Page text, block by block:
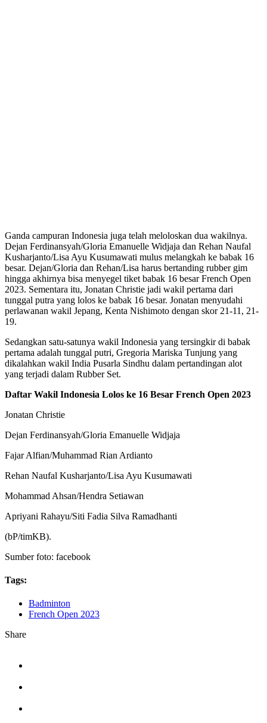
Ganda campuran Indonesia juga telah meloloskan dua wakilnya.
Dejan Ferdinansyah/Gloria Emanuelle Widjaja dan Rehan Naufal
Kusharjanto/Lisa Ayu Kusumawati mulus melangkah ke babak 16
besar. Dejan/Gloria dan Rehan/Lisa harus bertanding rubber gim
hingga akhirnya bisa menyegel tiket babak 16 besar French Open
2023. Sementara itu, Jonatan Christie jadi wakil pertama dari
tunggal putra yang lolos ke babak 16 besar. Jonatan menyudahi
perlawanan wakil Jepang, Kenta Nishimoto dengan skor 21-11, 21-
19.
Sedangkan satu-satunya wakil Indonesia yang tersingkir di babak
pertama adalah tunggal putri, Gregoria Mariska Tunjung yang
dikalahkan wakil India Pusarla Sindhu dalam pertandingan alot
yang terjadi dalam Rubber Set.
Daftar Wakil Indonesia Lolos ke 16 Besar French Open 2023
Jonatan Christie
Dejan Ferdinansyah/Gloria Emanuelle Widjaja
Fajar Alfian/Muhammad Rian Ardianto
Rehan Naufal Kusharjanto/Lisa Ayu Kusumawati
Mohammad Ahsan/Hendra Setiawan
Apriyani Rahayu/Siti Fadia Silva Ramadhanti
(bP/timKB).
Sumber foto: facebook
Tags:
Badminton
French Open 2023
Share